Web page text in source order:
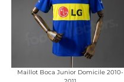
Maillot Boca Junior Domicile 2010-